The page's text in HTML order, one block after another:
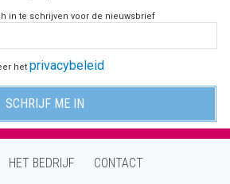
in te schrijven voor de nieuwsbrief
het privacybeleid
HET BEDRIJF CONTACT